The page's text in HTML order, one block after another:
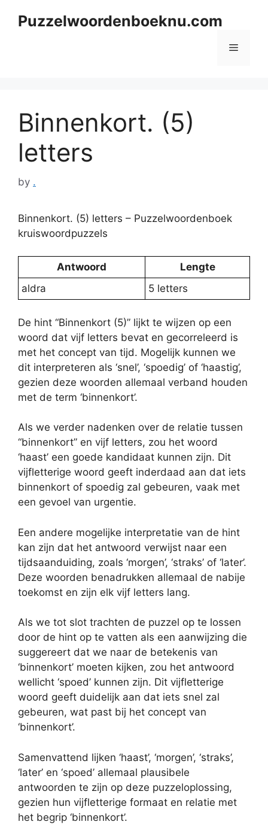
Puzzelwoordenboeknu.com
Menu
Binnenkort. (5)
letters
by .
Binnenkort. (5) letters – Puzzelwoordenboek
kruiswoordpuzzels
Antwoord
Lengte
aldra
5 letters
De hint “Binnenkort (5)” lijkt te wijzen op een
woord dat vijf letters bevat en gecorreleerd is
met het concept van tijd. Mogelijk kunnen we
dit interpreteren als ‘snel’, ‘spoedig’ of ‘haastig’,
gezien deze woorden allemaal verband houden
met de term ‘binnenkort’.
Als we verder nadenken over de relatie tussen
“binnenkort” en vijf letters, zou het woord
‘haast’ een goede kandidaat kunnen zijn. Dit
vijfletterige woord geeft inderdaad aan dat iets
binnenkort of spoedig zal gebeuren, vaak met
een gevoel van urgentie.
Een andere mogelijke interpretatie van de hint
kan zijn dat het antwoord verwijst naar een
tijdsaanduiding, zoals ‘morgen’, ‘straks’ of ‘later’.
Deze woorden benadrukken allemaal de nabije
toekomst en zijn elk vijf letters lang.
Als we tot slot trachten de puzzel op te lossen
door de hint op te vatten als een aanwijzing die
suggereert dat we naar de betekenis van
‘binnenkort’ moeten kijken, zou het antwoord
wellicht ‘spoed’ kunnen zijn. Dit vijfletterige
woord geeft duidelijk aan dat iets snel zal
gebeuren, wat past bij het concept van
‘binnenkort’.
Samenvattend lijken ‘haast’, ‘morgen’, ‘straks’,
‘later’ en ‘spoed’ allemaal plausibele
antwoorden te zijn op deze puzzeloplossing,
gezien hun vijfletterige formaat en relatie met
het begrip ‘binnenkort’.